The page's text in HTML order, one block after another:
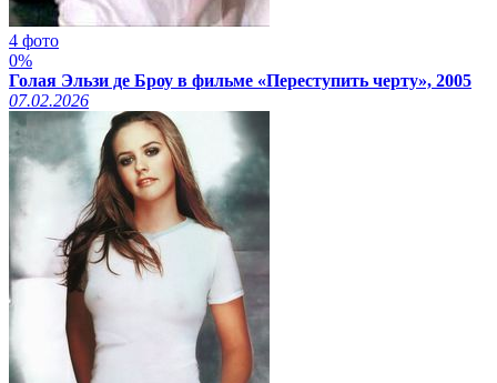
4 фото
0%
Голая Эльзи де Броу в фильме «Переступить черту», 2005
07.02.2026